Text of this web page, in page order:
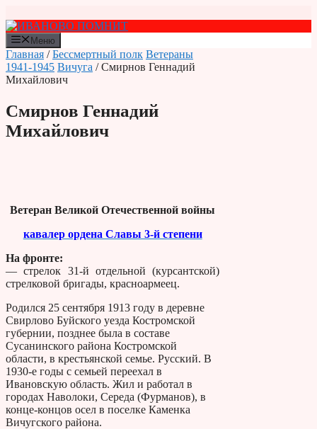
к
содержимому
Меню
Главная /Бессмертный полк Ветераны
1941-1945 Вичуга / Смирнов Геннадий
Михайлович
Смирнов Геннадий
Михайлович
Ветеран Великой Отечественной войны
кавалер ордена Славы 3-й степени
На фронте:
— стрелок 31-й отдельной (курсантской)
стрелковой бригады, красноармеец.
Родился 25 сентября 1913 году в деревне
Свирлово Буйского уезда Костромской
губернии, позднее была в составе
Сусанинского района Костромской
области, в крестьянской семье. Русский. В
1930-е годы с семьей переехал в
Ивановскую область. Жил и работал в
городах Наволоки, Середа (Фурманов), в
конце-концов осел в поселке Каменка
Вичугского района.